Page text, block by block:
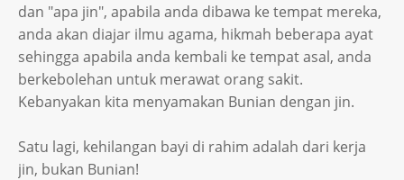
dan "apa jin", apabila anda dibawa ke tempat mereka,
anda akan diajar ilmu agama, hikmah beberapa ayat
sehingga apabila anda kembali ke tempat asal, anda
berkebolehan untuk merawat orang sakit.
Kebanyakan kita menyamakan Bunian dengan jin.
Satu lagi, kehilangan bayi di rahim adalah dari kerja
jin, bukan Bunian!